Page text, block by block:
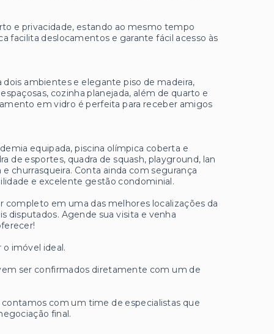
e privacidade, estando ao mesmo tempo
facilita deslocamentos e garante fácil acesso às
ambientes e elegante piso de madeira,
cozinha planejada, além de quarto e
em vidro é perfeita para receber amigos
equipada, piscina olímpica coberta e
de esportes, quadra de squash, playground, lan
churrasqueira. Conta ainda com segurança
e excelente gestão condominial.
completo em uma das melhores localizações da
disputados. Agende sua visita e venha
imóvel ideal.
ser confirmados diretamente com um de
contamos com um time de especialistas que
final.